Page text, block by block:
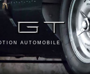
AUTOMOBILE